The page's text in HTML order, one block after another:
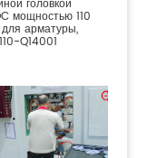
головкой
мощностью 110
арматуры,
Q14001